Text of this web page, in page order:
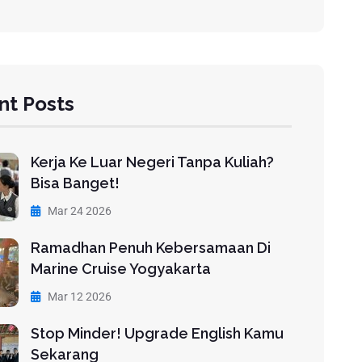
Posts
Kerja Ke Luar Negeri Tanpa Kuliah?
Bisa Banget!
Mar 24 2026
Ramadhan Penuh Kebersamaan Di
Marine Cruise Yogyakarta
Mar 12 2026
Stop Minder! Upgrade English Kamu
Sekarang